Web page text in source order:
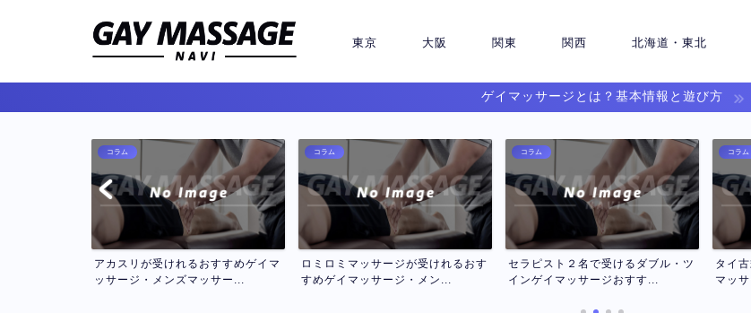
東京 大阪 関東 関西 北海道・東北
ゲイマッサージとは？基本情報と遊び方
コラム
ロミロミマッサージが受けれるおす
すめゲイマッサージ・メン...
コラム
セラピスト２名で受けるダブル・ツ
インゲイマッサージおすす...
コラム
タイ古式マッサージのおすすめゲイ
マッサージ・メンズマッサ...
コラム
アカ
ッサ